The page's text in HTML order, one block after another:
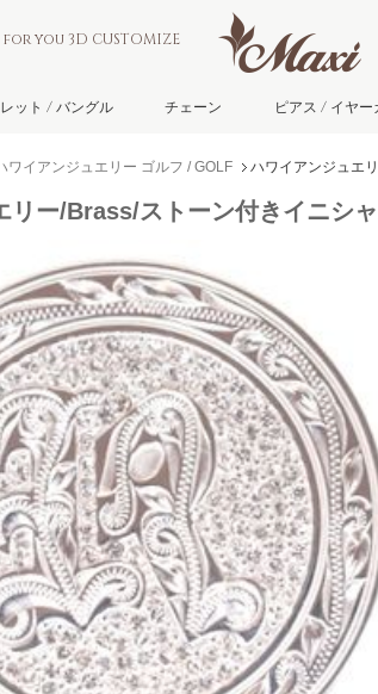
you 3D CUSTOMIZE
ット / バングル チェーン ピアス / イヤー
ワイアンジュエリー ゴルフ / GOLF ハワイアンジュエ
リー/Brass/ストーン付きイニシ